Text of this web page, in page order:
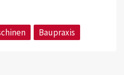
Baupraxis